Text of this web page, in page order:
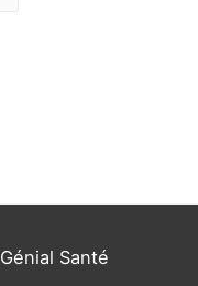
Génial Santé